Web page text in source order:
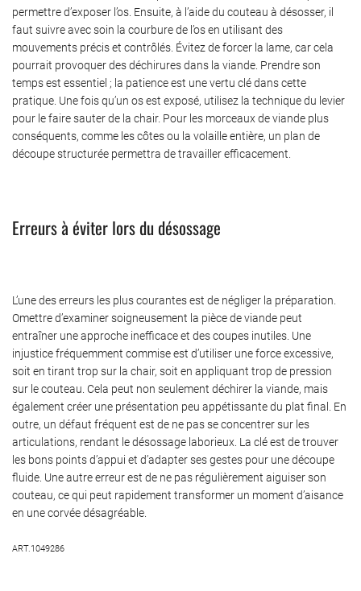
permettre d’exposer l’os. Ensuite, à l’aide du couteau à désosser, il
faut suivre avec soin la courbure de l’os en utilisant des
mouvements précis et contrôlés. Évitez de forcer la lame, car cela
pourrait provoquer des déchirures dans la viande. Prendre son
temps est essentiel ; la patience est une vertu clé dans cette
pratique. Une fois qu’un os est exposé, utilisez la technique du levier
pour le faire sauter de la chair. Pour les morceaux de viande plus
conséquents, comme les côtes ou la volaille entière, un plan de
découpe structurée permettra de travailler efficacement.
Erreurs à éviter lors du désossage
L’une des erreurs les plus courantes est de négliger la préparation.
Omettre d’examiner soigneusement la pièce de viande peut
entraîner une approche inefficace et des coupes inutiles. Une
injustice fréquemment commise est d’utiliser une force excessive,
soit en tirant trop sur la chair, soit en appliquant trop de pression
sur le couteau. Cela peut non seulement déchirer la viande, mais
également créer une présentation peu appétissante du plat final. En
outre, un défaut fréquent est de ne pas se concentrer sur les
articulations, rendant le désossage laborieux. La clé est de trouver
les bons points d’appui et d’adapter ses gestes pour une découpe
fluide. Une autre erreur est de ne pas régulièrement aiguiser son
couteau, ce qui peut rapidement transformer un moment d’aisance
en une corvée désagréable.
ART.1049286